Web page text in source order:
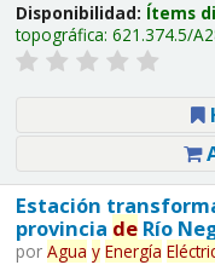
Disponibilidad: Ítems
topográfica: 621.374.5/
Estación
provincia deRío
por Agua y Energía